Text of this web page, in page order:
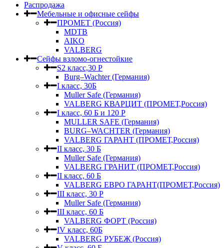
Распродажа
Мебельные и офисные сейфы
ПРОМЕТ (Россия)
MDTB
AIKO
VALBERG
Сейфы взломо-огнестойкие
S2 класс,30 Р
Burg–Wachter (Германия)
I класс, 30Б
Muller Safe (Германия)
VALBERG КВАРЦИТ (ПРОМЕТ,Россия)
I класс, 60 Б и 120 Р
MULLER SAFE (Германия)
BURG–WACHTER (Германия)
VALBERG ГАРАНТ (ПРОМЕТ,Россия)
II класс, 30 Б
Muller Safe (Германия)
VALBERG ГРАНИТ (ПРОМЕТ,Россия)
II класс, 60 Б
VALBERG ЕВРО ГАРАНТ(ПРОМЕТ,Россия)
III класс, 30 Р
Muller Safe (Германия)
III класс, 60 Б
VALBERG ФОРТ (Россия)
IV класс, 60Б
VALBERG РУБЕЖ (Россия)